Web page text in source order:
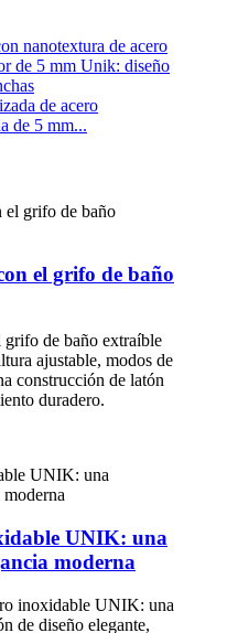
de acero
de 5 mm...
el grifo de baño
de baño extraíble
ajustable, modos de
construcción de latón
duradero.
UNIK: una
moderna
inoxidable UNIK: una
de diseño elegante,